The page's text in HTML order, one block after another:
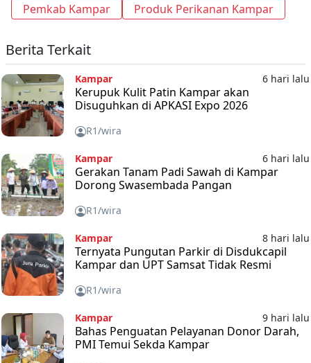
Pemkab Kampar
Produk Perikanan Kampar
Berita Terkait
Kampar 6 hari lalu
Kerupuk Kulit Patin Kampar akan
Disuguhkan di APKASI Expo 2026
R1/wira
Kampar 6 hari lalu
Gerakan Tanam Padi Sawah di Kampar
Dorong Swasembada Pangan
R1/wira
Kampar 8 hari lalu
Ternyata Pungutan Parkir di Disdukcapil
Kampar dan UPT Samsat Tidak Resmi
R1/wira
Kampar 9 hari lalu
Bahas Penguatan Pelayanan Donor Darah,
PMI Temui Sekda Kampar